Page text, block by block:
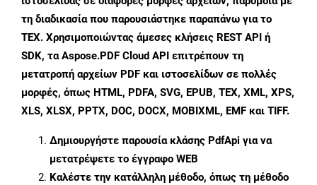
τη διαδικασία που παρουσιάστηκε παραπάνω για το
TEX. Χρησιμοποιώντας άμεσες κλήσεις REST API ή
SDK, τα Aspose.PDF Cloud API επιτρέπουν τη
μετατροπή αρχείων PDF και ιστοσελίδων σε πολλές
μορφές, όπως HTML, PDFA, SVG, EPUB, TEX, XML, XPS,
XLS, XLSX, PPTX, DOC, DOCX, MOBIXML, EMF και TIFF.
Δημιουργήστε παρουσία κλάσης PdfApi για να
μετατρέψετε το έγγραφο WEB
Καλέστε την κατάλληλη μέθοδο, όπως τη μέθοδο